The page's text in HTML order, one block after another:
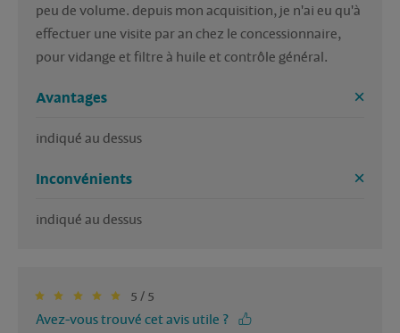
peu de volume. depuis mon acquisition, je n'ai eu qu'à
effectuer une visite par an chez le concessionnaire,
pour vidange et filtre à huile et contrôle général.
Avantages
indiqué au dessus
Inconvénients
indiqué au dessus
5 / 5
Avez-vous trouvé cet avis utile ?